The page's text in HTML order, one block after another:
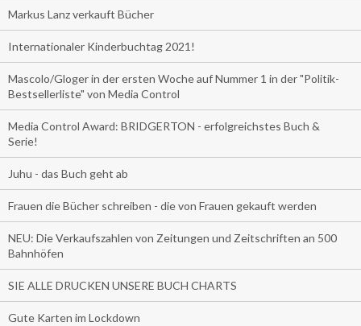
Markus Lanz verkauft Bücher
Internationaler Kinderbuchtag 2021!
Mascolo/Gloger in der ersten Woche auf Nummer 1 in der "Politik-
Bestsellerliste" von Media Control
Media Control Award: BRIDGERTON - erfolgreichstes Buch &
Serie!
Juhu - das Buch geht ab
Frauen die Bücher schreiben - die von Frauen gekauft werden
NEU: Die Verkaufszahlen von Zeitungen und Zeitschriften an 500
Bahnhöfen
SIE ALLE DRUCKEN UNSERE BUCH CHARTS
Gute Karten im Lockdown